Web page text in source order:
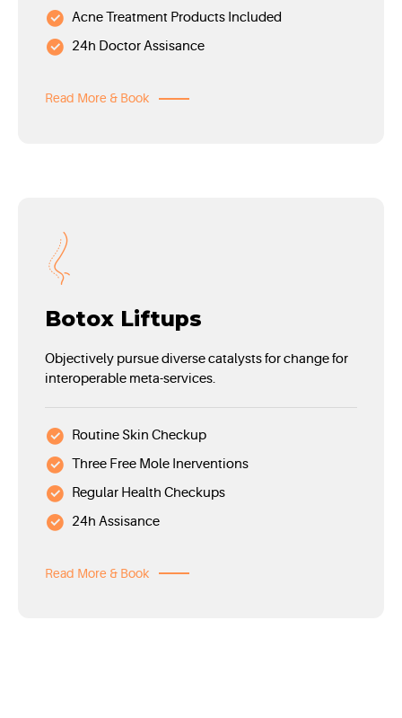
Acne Treatment Products Included
24h Doctor Assisance
Read More & Book
Botox Liftups
Objectively pursue diverse catalysts for change for
interoperable meta-services.
Routine Skin Checkup
Three Free Mole Inerventions
Regular Health Checkups
24h Assisance
Read More & Book